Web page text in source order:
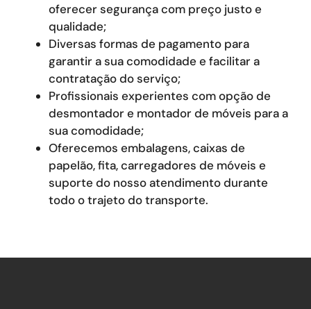
oferecer segurança com preço justo e
qualidade;
Diversas formas de pagamento para
garantir a sua comodidade e facilitar a
contratação do serviço;
Profissionais experientes com opção de
desmontador e montador de móveis para a
sua comodidade;
Oferecemos embalagens, caixas de
papelão, fita, carregadores de móveis e
suporte do nosso atendimento durante
todo o trajeto do transporte.